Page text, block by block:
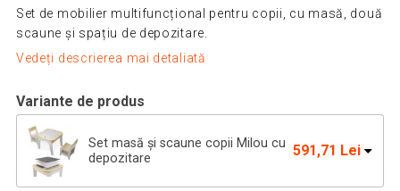
Set de mobilier multifuncțional pentru copii, cu masă, două
scaune și spațiu de depozitare.
Vedeți descrierea mai detaliată
Variante de produs
Set masă și scaune copii Milou cu
depozitare
591,71 Lei